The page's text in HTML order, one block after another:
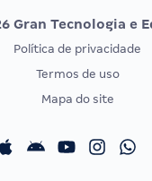
Vunesp
EXAME DE
Calendário
Gran Tecnologia e
Política de privacidade
Termos de uso
Mapa do site